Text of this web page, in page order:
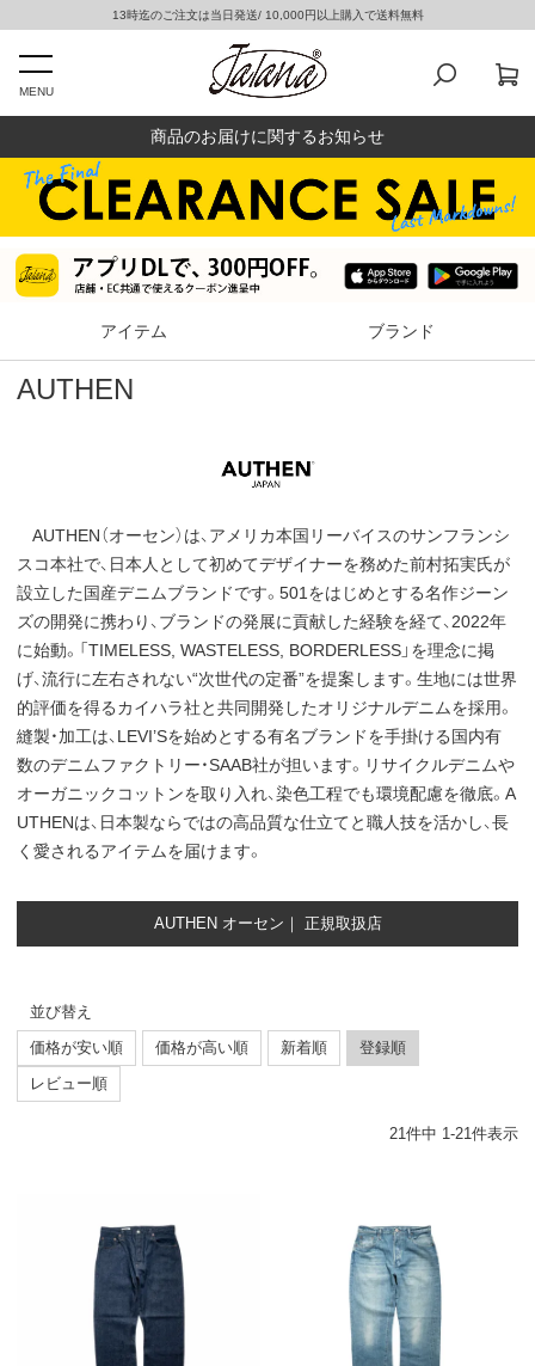
13時迄のご注文は当日発送/ 10,000円以上購入で送料無料
MENU
商品のお届けに関するお知らせ
アイテム ブランド
AUTHEN
AUTHEN（オーセン）は、アメリカ本国リーバイスのサンフランシ
スコ本社で、日本人として初めてデザイナーを務めた前村拓実氏が
設立した国産デニムブランドです。501をはじめとする名作ジーン
ズの開発に携わり、ブランドの発展に貢献した経験を経て、2022年
に始動。「TIMELESS, WASTELESS, BORDERLESS」を理念に掲
げ、流行に左右されない“次世代の定番”を提案します。生地には世界
的評価を得るカイハラ社と共同開発したオリジナルデニムを採用。
縫製・加工は、LEVI’Sを始めとする有名ブランドを手掛ける国内有
数のデニムファクトリー・SAAB社が担います。リサイクルデニムや
オーガニックコットンを取り入れ、染色工程でも環境配慮を徹底。A
UTHENは、日本製ならではの高品質な仕立てと職人技を活かし、長
く愛されるアイテムを届けます。
AUTHEN オーセン｜ 正規取扱店
並び替え
価格が安い順
価格が高い順 新着順
登録順
レビュー順
21件中 1-21件表示